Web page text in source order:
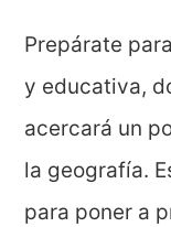
Prepárate
y educativa,
acercará un
la geografía.
para poner a